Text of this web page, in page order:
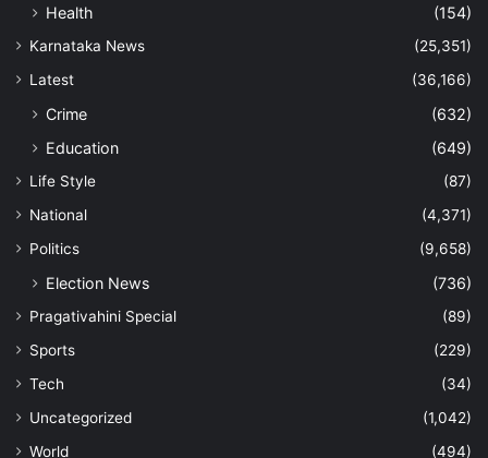
Health (154)
Karnataka News
(25,351)
Latest
(36,166)
Crime
(632)
Education
(649)
Life Style
(87)
National
(4,371)
Politics
(9,658)
Election News (736)
Pragativahini Special
(89)
Sports
(229)
Tech
(34)
Uncategorized
(1,042)
World
(494)